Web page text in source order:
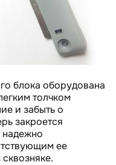
блока оборудована
толчком
и забыть о
закроется
надежно
ее